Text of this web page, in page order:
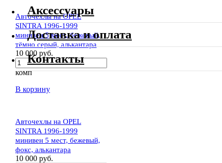
Авточехлы на OPEL
SINTRA 1996-1999
минивен 5 мест, бежевый,
тёмно серый, алькантара
10 000 руб.
комп
В корзину
Авточехлы на OPEL
SINTRA 1996-1999
минивен 5 мест, бежевый,
фокс, алькантара
10 000 руб.
Аксессуары
Доставка и оплата
Контакты